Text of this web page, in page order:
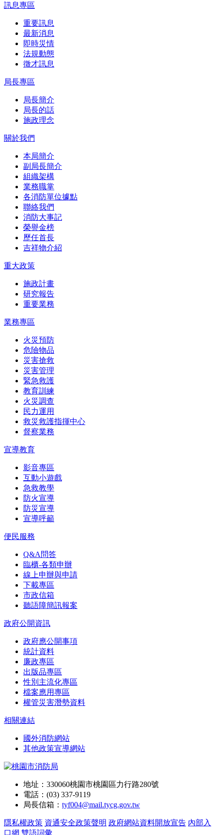
訊息專區
重要訊息
最新消息
即時災情
法規動態
徵才訊息
局長專區
局長簡介
局長的話
施政理念
關於我們
本局簡介
副局長簡介
組織架構
業務職掌
各消防單位據點
聯絡我們
消防大事記
榮譽金榜
歷任首長
吉祥物介紹
重大政策
施政計畫
研究報告
重要業務
業務專區
火災預防
危險物品
災害搶救
災害管理
緊急救護
教育訓練
火災調查
民力運用
救災救護指揮中心
督察業務
宣導教育
影音專區
互動小遊戲
急救教學
防火宣導
防災宣導
宣導呼籲
便民服務
Q&A問答
臨櫃-各類申辦
線上申辦與申請
下載專區
市政信箱
聽語障簡訊報案
政府公開資訊
政府應公開事項
統計資料
廉政專區
出版品專區
性別主流化專區
檔案應用專區
權管災害潛勢資料
相關連結
國外消防網站
其他政策宣導網站
地址：330060桃園市桃園區力行路280號
電話：(03) 337-9119
局長信箱： tyf004@mail.tycg.gov.tw
隱私權政策 資通安全政策聲明 政府網站資料開放宣告 內部入
口網 雙語詞彙